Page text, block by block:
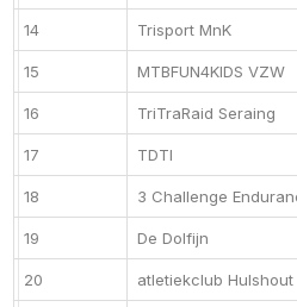
14 Trisport MnK
15 MTBFUN4KIDS VZW
16 TriTraRaid Seraing
17 TDTI
18 3 Challenge
19 De Dolfijn
20 atletiekclub Hulshout